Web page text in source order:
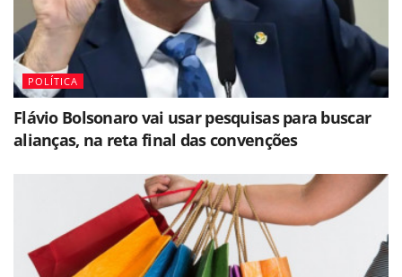
POLÍTICA
Flávio Bolsonaro vai usar pesquisas para buscar
alianças, na reta final das convenções